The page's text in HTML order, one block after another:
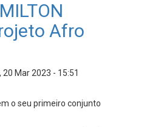
Afro
20 Mar 2023 - 15:51
o seu primeiro conjunto